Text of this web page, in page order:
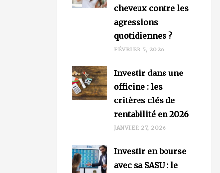
cheveux contre les
agressions
quotidiennes ?
FÉVRIER 5, 2026
Investir dans une
officine : les
critères clés de
rentabilité en 2026
JANVIER 27, 2026
Investir en bourse
avec sa SASU : le